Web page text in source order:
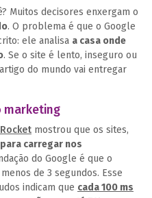
Muitos decisores enxergam o
. O problema é que o Google
ele analisa a casa onde
. Se o site é lento, inseguro ou
do mundo vai entregar
marketing
mostrou que os sites,
carregar nos
do Google é que o
de 3 segundos. Esse
indicam que cada 100 ms